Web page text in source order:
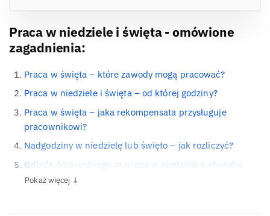
Praca w niedziele i święta - omówione
zagadnienia:
Praca w święta – które zawody mogą pracować?
Praca w niedziele i święta – od której godziny?
Praca w święta – jaka rekompensata przysługuje
pracownikowi?
Nadgodziny w niedzielę lub święto – jak rozliczyć?
Odbiór dnia wolnego za pracę w niedzielę a choroba
Pokaż więcej ↓